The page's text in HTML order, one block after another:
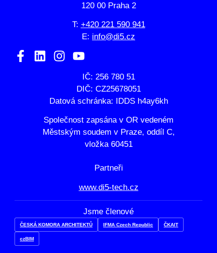
120 00 Praha 2
T: +420 221 590 941
E: info@di5.cz
IČ: 256 780 51
DIČ: CZ25678051
Datová schránka: IDDS h4ay6kh
Společnost zapsána v OR vedeném
Městským soudem v Praze, oddíl C,
vložka 60451
Partneři
www.di5-tech.cz
Jsme členové
ČESKÁ KOMORA ARCHITEKTŮ IFMA Czech Republic ČKAIT
czBIM